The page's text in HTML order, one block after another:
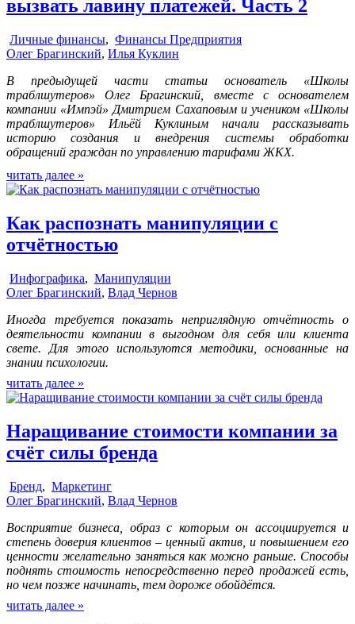
вызвать лавину платежей. Часть 2
Личные финансы, Финансы Предприятия
Олег Брагинский, Илья Куклин
В предыдущей части статьи основатель «Школы
траблшутеров» Олег Брагинский, вместе с основателем
компании «Импэй» Дмитрием Сахаповым и учеником «Школы
траблшутеров» Ильёй Куклиным начали рассказывать
историю создания и внедрения системы обработки
обращений граждан по управлению тарифами ЖКХ.
читать далее »
Как распознать манипуляции с
отчётностью
Инфографика, Манипуляции
Олег Брагинский, Влад Чернов
Иногда требуется показать неприглядную отчётность о
деятельности компании в выгодном для себя или клиента
свете. Для этого используются методики, основанные на
знании психологии.
читать далее »
Наращивание стоимости компании за
счёт силы бренда
Бренд, Маркетинг
Олег Брагинский, Влад Чернов
Восприятие бизнеса, образ с которым он ассоциируется и
степень доверия клиентов – ценный актив, и повышением его
ценности желательно заняться как можно раньше. Способы
поднять стоимость непосредственно перед продажей есть,
но чем позже начинать, тем дороже обойдётся.
читать далее »